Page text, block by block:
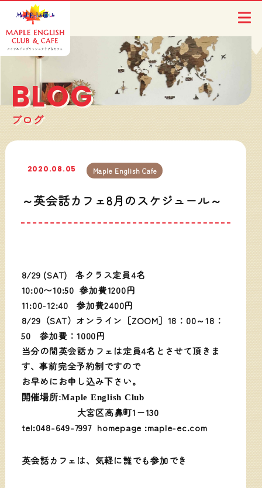
ブログ
BLOG
2020.08.05 Maple English Cafe
～英会話カフェ8月のスケジュール～
8/29 (SAT)各クラス定員4名
10:00〜10:50 参加費1200円
11:00-12:40 参加費2400円
8/29（SAT） オンライン［ZOOM］18：00～18：
50 参加費：1000円
当分の間英会話カフェは定員4名とさせて頂きま
す、事前完全予約制ですので
お早めにお申し込み下さい。
開催場所:Maple English Club
大宮区高鼻町1ー130
tel:048-649-7997 homepage :maple-ec.com
英会話カフェは、気軽に誰でも参加でき